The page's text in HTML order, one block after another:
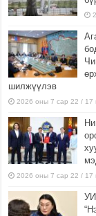
шилжүүлэв
2026 оны 7 сар 22 / 17
2026 оны 7 сар 22 / 17